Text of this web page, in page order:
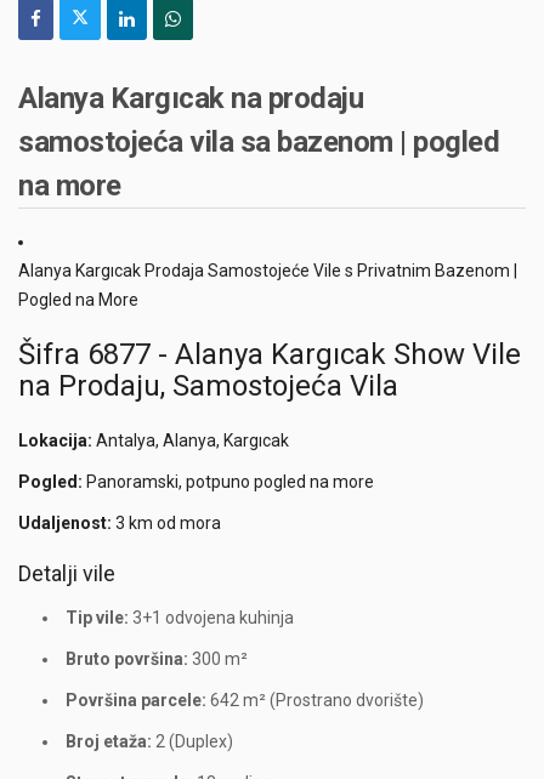
Alanya Kargıcak na prodaju
samostojeća vila sa bazenom | pogled
na more
Alanya Kargıcak Prodaja Samostojeće Vile s Privatnim Bazenom |
Pogled na More
Šifra 6877 - Alanya Kargıcak Show Vile
na Prodaju, Samostojeća Vila
Lokacija: Antalya, Alanya, Kargıcak
Pogled: Panoramski, potpuno pogled na more
Udaljenost: 3 km od mora
Detalji vile
Tip vile: 3+1 odvojena kuhinja
Bruto površina: 300 m²
Površina parcele: 642 m² (Prostrano dvorište)
Broj etaža: 2 (Duplex)